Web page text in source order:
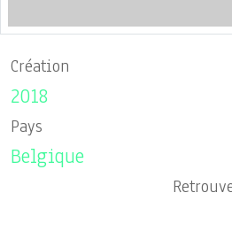
Création
2018
Pays
Belgique